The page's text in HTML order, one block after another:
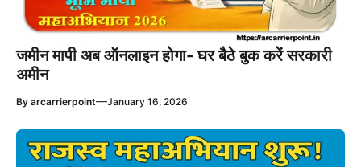
जमीन मापी अब ऑनलाइन होगा- घर बैठे बुक करें सरकारी
अमीन
By arcarrierpoint—January 16, 2026